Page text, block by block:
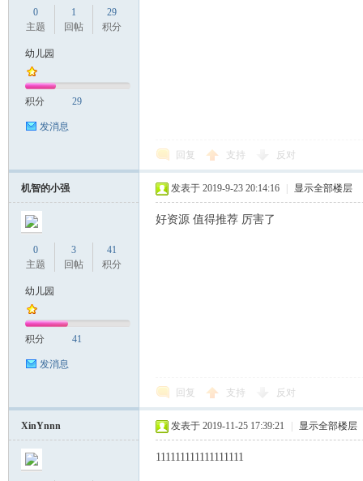
0
主题
1
回帖
29
积分
幼儿园
积分 29
发消息
回复 支持 反对
机智的小强
0
主题
3
回帖
41
积分
幼儿园
积分 41
发消息
发表于 2019-9-23 20:14:16 显示全部楼层
好资源 值得推荐 厉害了
回复 支持 反对
XinYnnn 发表于 2019-11-25 17:39:21 显示全部楼层
111111111111111111